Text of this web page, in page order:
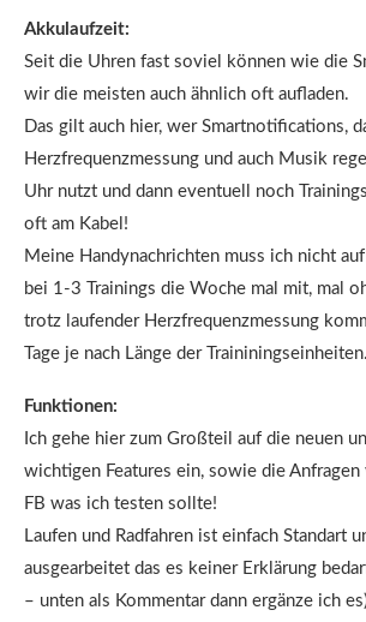
Akkulaufzeit:
Seit die Uhren fast soviel können wie die
wir die meisten auch ähnlich oft aufladen.
Das gilt auch hier, wer Smartnotifications,
Herzfrequenzmessung und auch Musik
Uhr nutzt und dann eventuell noch
oft am Kabel!
Meine Handynachrichten muss ich nicht
bei 1-3 Trainings die Woche mal mit, mal
trotz laufender Herzfrequenzmessung
Tage je nach Länge der Traininingseinheiten.
Funktionen:
Ich gehe hier zum Großteil auf die neuen
wichtigen Features ein, sowie die Anfragen
FB was ich testen sollte!
Laufen und Radfahren ist einfach Standart
ausgearbeitet das es keiner Erklärung
– unten als Kommentar dann ergänze ich